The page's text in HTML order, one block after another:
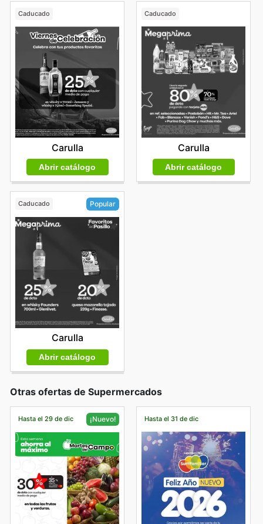
Caducado
Carulla
Abrir catálogo
Caducado
Carulla
Abrir catálogo
Caducado Popular
Carulla
Abrir catálogo
Otras ofertas de Supermercados
Hasta el 29 de dic ¡Nuevo! Hasta el 31 de dic